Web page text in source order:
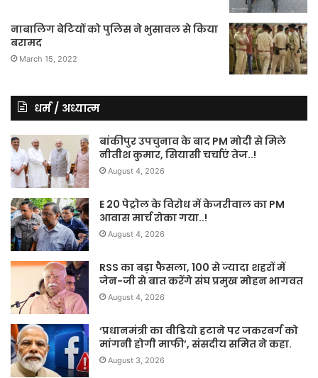
नाबालिग बेटियों को पुलिस ने भुसावल से किया
बरामद
March 15, 2022
धर्म / अध्यात्म
बांकीपुर उपचुनाव के बाद PM मोदी से मिले
नीतीश कुमार, सियासी चर्चाएं तेज..!
August 4, 2026
E 20 पेट्रोल के विरोध में केजरीवाल का PM
आवास मार्च रोका गया..!
August 4, 2026
RSS का बड़ा फैसला, 100 से ज्यादा शहरों में
जेन-जी से बात करेंगे संघ प्रमुख मोहन भागवत
August 4, 2026
‘प्रधानमंत्री का वीडियो हटाने पर जकरबर्ग को
मांगनी होगी माफी’, संसदीय समित ने कहा.
August 3, 2026